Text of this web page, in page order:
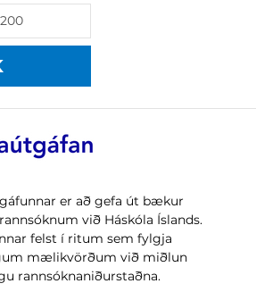
er að gefa út bækur
við Háskóla Íslands.
felst í ritum sem fylgja
mælikvörðum við miðlun
rannsóknaniðurstaðna.